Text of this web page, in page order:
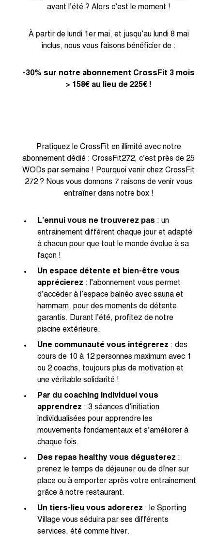
avant l’été ? Alors c’est le moment !
À partir de lundi 1er mai, et jusqu’au lundi 8 mai
inclus, nous vous faisons bénéficier de :
-30% sur notre abonnement CrossFit 3 mois
> 158€ au lieu de 225€ !
Pratiquez le CrossFit en illimité avec notre
abonnement dédié : CrossFit272, c’est près de 25
WODs par semaine ! Pourquoi venir chez CrossFit
272 ? Nous vous donnons 7 raisons de venir vous
entraîner dans notre box !
L’ennui vous ne trouverez pas : un
entrainement différent chaque jour et adapté
à chacun pour que tout le monde évolue à sa
façon !
Un espace détente et bien-être vous
apprécierez : l’abonnement vous permet
d’accéder à l’espace balnéo avec sauna et
hammam, pour des moments de détente
garantis. Durant l’été, profitez de notre
piscine extérieure.
Une communauté vous intégrerez : des
cours de 10 à 12 personnes maximum avec 1
ou 2 coachs, toujours plus de motivation et
une véritable solidarité !
Par du coaching individuel vous
apprendrez : 3 séances d’initiation
individualisées pour apprendre les
mouvements fondamentaux et s’améliorer à
chaque fois.
Des repas healthy vous dégusterez :
prenez le temps de déjeuner ou de dîner sur
place ou à emporter après votre entrainement
grâce à notre restaurant.
Un tiers-lieu vous adorerez : le Sporting
Village vous séduira par ses différents
services, été comme hiver.